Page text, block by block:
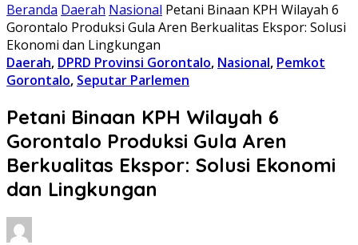
Beranda Daerah Nasional Petani Binaan KPH Wilayah 6
Gorontalo Produksi Gula Aren Berkualitas Ekspor: Solusi
Ekonomi dan Lingkungan
Daerah, DPRD Provinsi Gorontalo, Nasional, Pemkot
Gorontalo, Seputar Parlemen
Petani Binaan KPH Wilayah 6
Gorontalo Produksi Gula Aren
Berkualitas Ekspor: Solusi Ekonomi
dan Lingkungan